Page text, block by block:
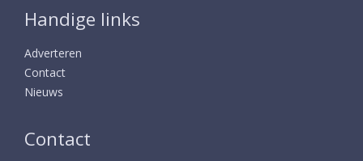
Handige links
Adverteren
Contact
Nieuws
Contact